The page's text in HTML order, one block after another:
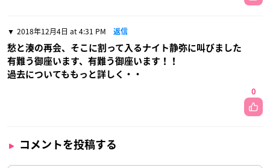
2018年12月4日 at 4:31 PM 返信
愁と湊の再会、そこに割って入るナイト静弥に叫びました
有難う御座います、有難う御座います！！
過去についてももっと詳しく・・
0
コメントを投稿する